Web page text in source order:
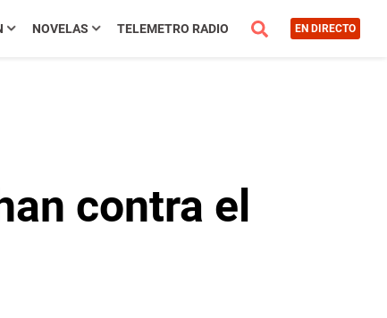
NOVELAS TELEMETRO RADIO EN DIRECTO
contra el